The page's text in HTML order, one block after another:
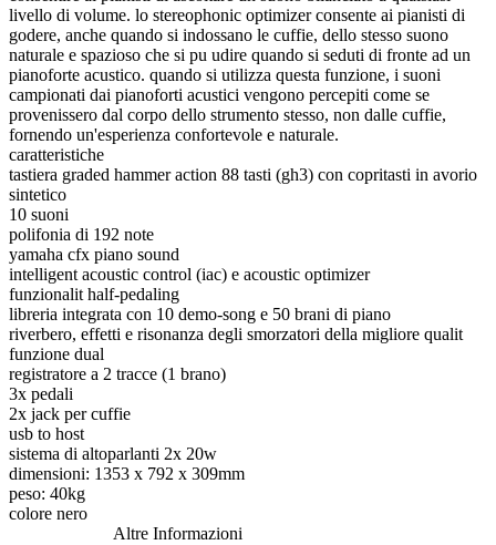
livello di volume. lo stereophonic optimizer consente ai pianisti di
godere, anche quando si indossano le cuffie, dello stesso suono
naturale e spazioso che si pu udire quando si seduti di fronte ad un
pianoforte acustico. quando si utilizza questa funzione, i suoni
campionati dai pianoforti acustici vengono percepiti come se
provenissero dal corpo dello strumento stesso, non dalle cuffie,
fornendo un'esperienza confortevole e naturale.
caratteristiche
tastiera graded hammer action 88 tasti (gh3) con copritasti in avorio
sintetico
10 suoni
polifonia di 192 note
yamaha cfx piano sound
intelligent acoustic control (iac) e acoustic optimizer
funzionalit half-pedaling
libreria integrata con 10 demo-song e 50 brani di piano
riverbero, effetti e risonanza degli smorzatori della migliore qualit
funzione dual
registratore a 2 tracce (1 brano)
3x pedali
2x jack per cuffie
usb to host
sistema di altoparlanti 2x 20w
dimensioni: 1353 x 792 x 309mm
peso: 40kg
colore nero
Altre Informazioni